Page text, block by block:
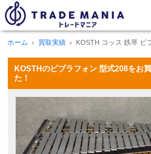
ホーム 買取実績 KOSTH コッス 鉄琴 ビ
KOSTHのビブラフォン 型式208をお
た！